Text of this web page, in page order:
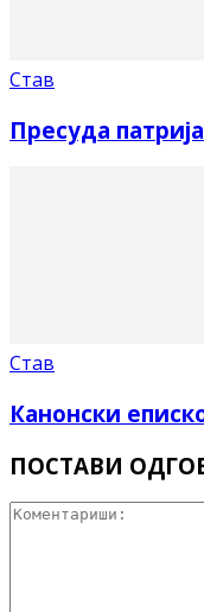
Став
Пресуда
Став
Канонски
ПОСТАВИ